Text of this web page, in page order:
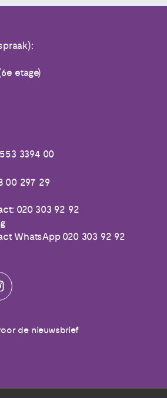
etage)
3394 00
00 297 29
020 303 92 92
WhatsApp 020 303 92 92
de nieuwsbrief